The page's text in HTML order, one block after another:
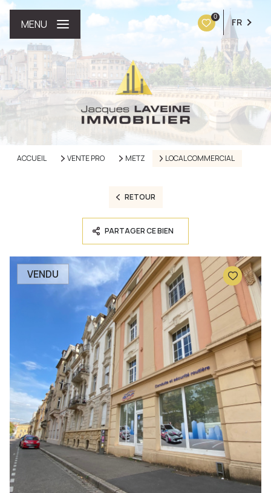
0 FR
MENU
ACCUEIL VENTE PRO METZ LOCAL COMMERCIAL
RETOUR
PARTAGER CE BIEN
VENDU